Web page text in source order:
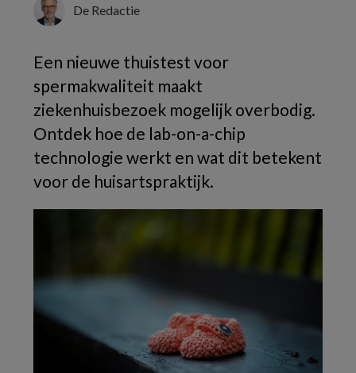
De Redactie
Een nieuwe thuistest voor
spermakwaliteit maakt
ziekenhuisbezoek mogelijk overbodig.
Ontdek hoe de lab-on-a-chip
technologie werkt en wat dit betekent
voor de huisartspraktijk.